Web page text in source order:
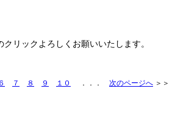
ックよろしくお願いいたします。
６ ７ ８ ９ １０ ．．． 次のページへ ＞＞